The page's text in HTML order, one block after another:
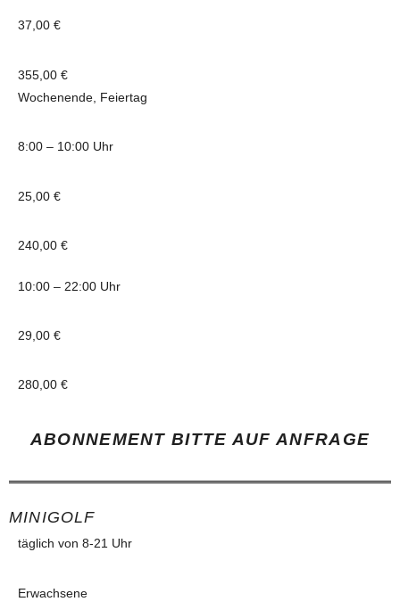
37,00 €
355,00 €
Wochenende, Feiertag
8:00 – 10:00 Uhr
25,00 €
240,00 €
10:00 – 22:00 Uhr
29,00 €
280,00 €
ABONNEMENT BITTE AUF ANFRAGE
MINIGOLF
täglich von 8-21 Uhr
Erwachsene